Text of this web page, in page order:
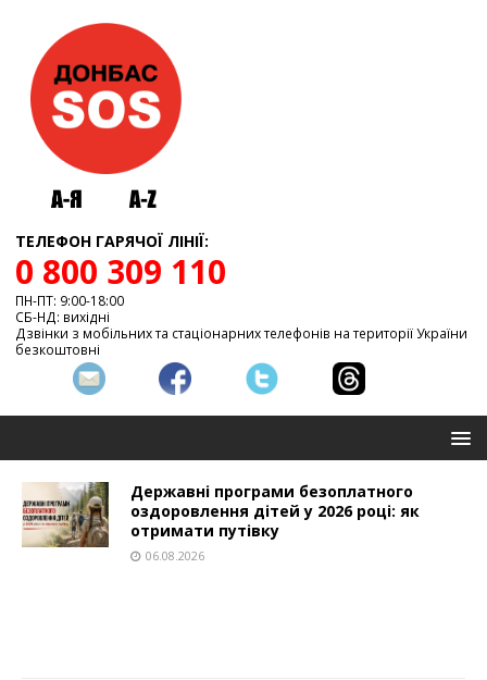
ТЕЛЕФОН ГАРЯЧОЇ ЛІНІЇ:
0 800 309 110
ПН-ПТ: 9:00-18:00
СБ-НД: вихідні
Дзвінки з мобільних та стаціонарних телефонів на території України
безкоштовні
Державні програми безоплатного
оздоровлення дітей у 2026 році: як
отримати путівку
06.08.2026